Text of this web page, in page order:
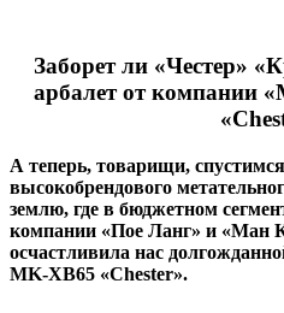
Заборет ли «Честер»
арбалет от компании
А теперь, товарищи,
высокобрендового
землю, где в бюджетном
компании «Пое Ланг» и «Ман
осчастливила нас
MK-XB65 «Chester».